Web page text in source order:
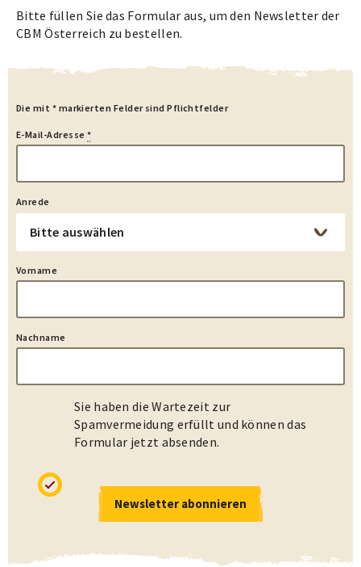
Bitte füllen Sie das Formular aus, um den Newsletter der
CBM Österreich zu bestellen.
Newsletter-
Die mit * markierten Felder sind Pflichtfelder
E-Mail-Adresse *
Anrede
Vorname
Nachname
Sie haben die Wartezeit zur
Spamvermeidung erfüllt und können das
Formular jetzt absenden.
Newsletter abonnieren